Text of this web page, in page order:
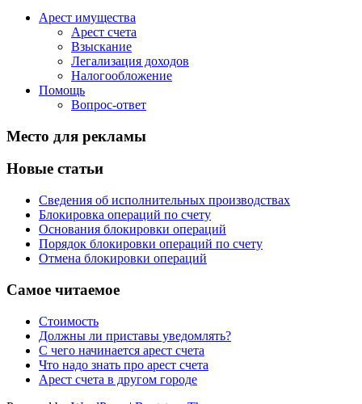
Арест имущества
Арест счета
Взыскание
Легализация доходов
Налогообложение
Помощь
Вопрос-ответ
Место для рекламы
Новые статьи
Сведения об исполнительных производствах
Блокировка операций по счету
Основания блокировки операций
Порядок блокировки операций по счету
Отмена блокировки операций
Самое читаемое
Стоимость
Должны ли приставы уведомлять?
С чего начинается арест счета
Что надо знать про арест счета
Арест счета в другом городе